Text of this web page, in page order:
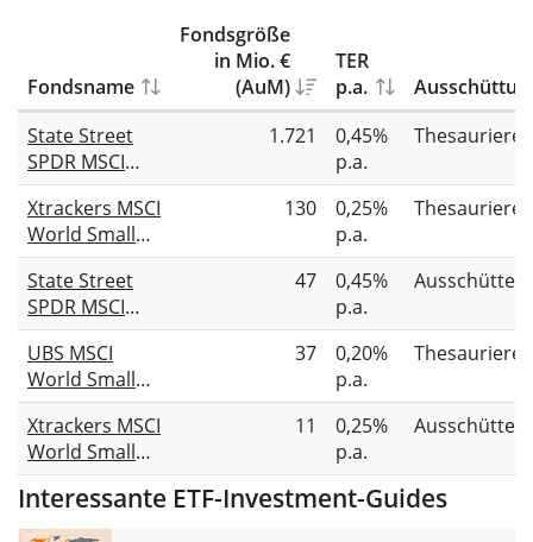
Fondsname
Fondsgröße
in Mio. €
(AuM)
TER
p.a.
State Street
SPDR MSCI
World Small
Cap UCITS ETF
USD
Unhedged
(Acc)
1.721
0,45%
p.a.
Xtrackers MSCI
World Small
Cap UCITS ETF
1C
130
0,25%
p.a.
State Street
SPDR MSCI
World Small
Cap UCITS ETF
USD
Unhedged
(Dist)
47
0,45%
p.a.
UBS MSCI
World Small
Cap UCITS ETF
USD acc
37
0,20%
p.a.
Xtrackers MSCI
World Small
Cap UCITS ETF
1D
11
0,25%
p.a.
Interessante ETF-Investment-Guides